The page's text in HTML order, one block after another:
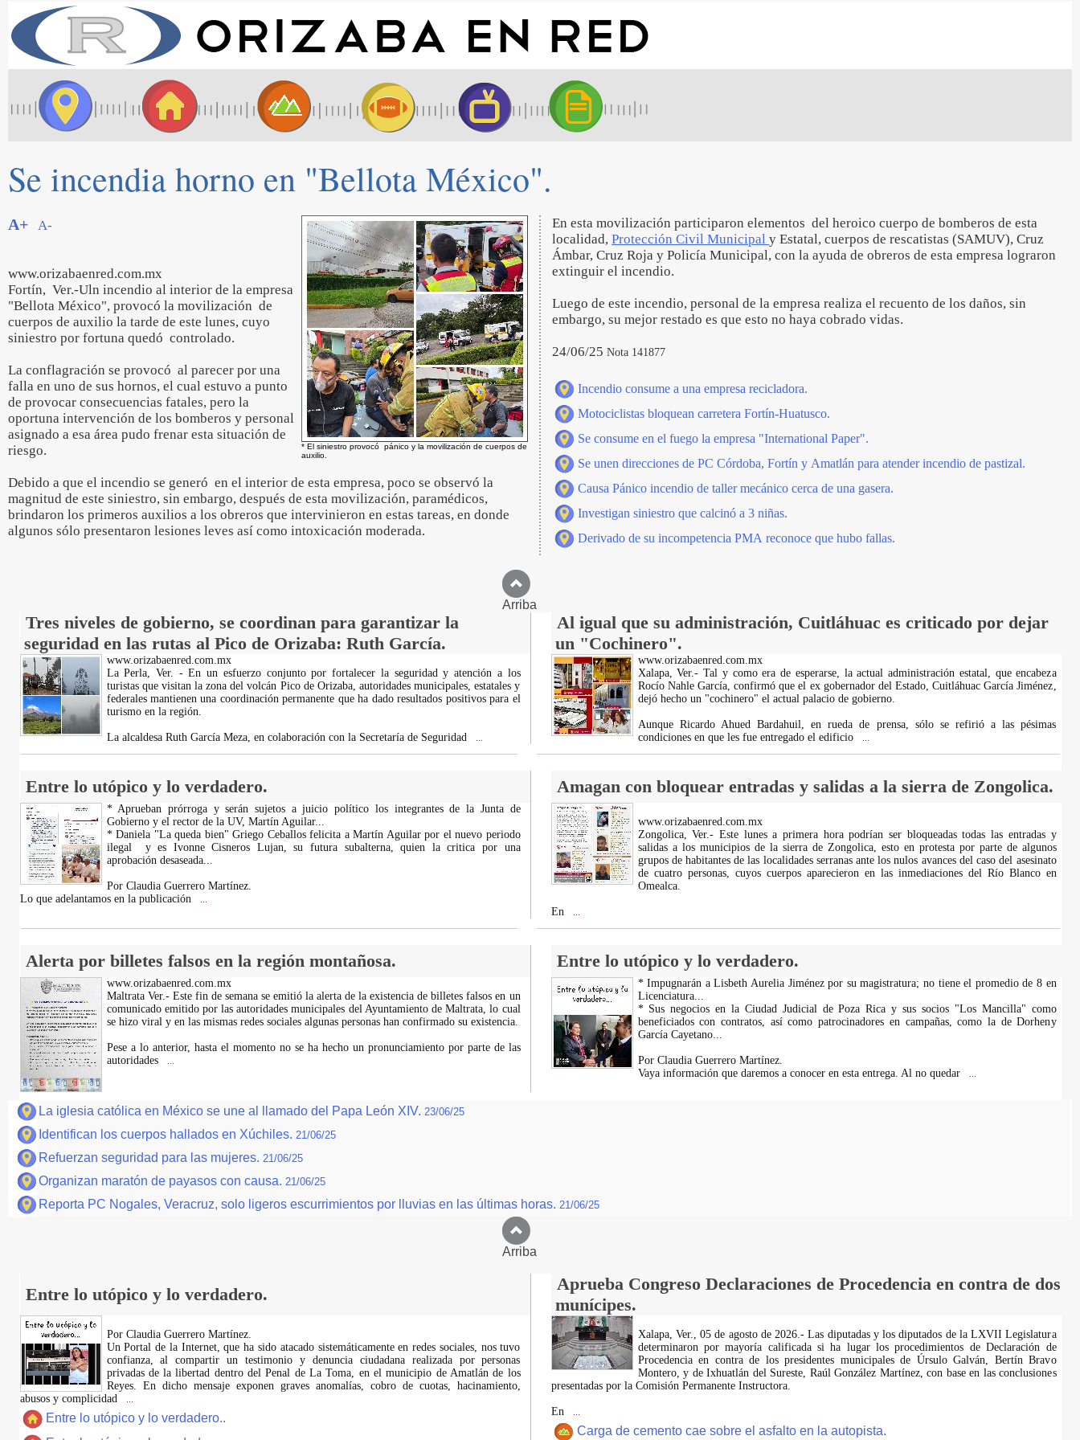
Se incendia horno en "Bellota México".
* El siniestro provocó pánico y la movilización de cuerpos de
auxilio.
A+ A-
www.orizabaenred.com.mx
Fortín, Ver.-Uln incendio al interior de la empresa
"Bellota México", provocó la movilización de
cuerpos de auxilio la tarde de este lunes, cuyo
siniestro por fortuna quedó controlado.
La conflagración se provocó al parecer por una
falla en uno de sus hornos, el cual estuvo a punto
de provocar consecuencias fatales, pero la
oportuna intervención de los bomberos y personal
asignado a esa área pudo frenar esta situación de
riesgo.
Debido a que el incendio se generó en el interior de esta empresa, poco se observó la
magnitud de este siniestro, sin embargo, después de esta movilización, paramédicos,
brindaron los primeros auxilios a los obreros que intervinieron en estas tareas, en donde
algunos sólo presentaron lesiones leves así como intoxicación moderada.
En esta movilización participaron elementos del heroico cuerpo de bomberos de esta
localidad, Protección Civil Municipal y Estatal, cuerpos de rescatistas (SAMUV), Cruz
Ámbar, Cruz Roja y Policía Municipal, con la ayuda de obreros de esta empresa lograron
extinguir el incendio.
Luego de este incendio, personal de la empresa realiza el recuento de los daños, sin
embargo, su mejor restado es que esto no haya cobrado vidas.
24/06/25 Nota 141877
Incendio consume a una empresa recicladora.
Motociclistas bloquean carretera Fortín-Huatusco.
Se consume en el fuego la empresa "International Paper".
Se unen direcciones de PC Córdoba, Fortín y Amatlán para atender incendio de pastizal.
Causa Pánico incendio de taller mecánico cerca de una gasera.
Investigan siniestro que calcinó a 3 niñas.
Derivado de su incompetencia PMA reconoce que hubo fallas.
Arriba
Tres niveles de gobierno, se coordinan para garantizar la
seguridad en las rutas al Pico de Orizaba: Ruth García.
Al igual que su administración, Cuitláhuac es criticado por dejar
un "Cochinero".
www.orizabaenred.com.mx
La Perla, Ver. - En un esfuerzo conjunto por fortalecer la seguridad y atención a los
turistas que visitan la zona del volcán Pico de Orizaba, autoridades municipales, estatales y
federales mantienen una coordinación permanente que ha dado resultados positivos para el
turismo en la región.
La alcaldesa Ruth García Meza, en colaboración con la Secretaría de Seguridad
www.orizabaenred.com.mx
Xalapa, Ver.- Tal y como era de esperarse, la actual administración estatal, que encabeza
Rocío Nahle García, confirmó que el ex gobernador del Estado, Cuitláhuac García Jiménez,
dejó hecho un "cochinero" el actual palacio de gobierno.
Aunque Ricardo Ahued Bardahuil, en rueda de prensa, sólo se refirió a las pésimas
condiciones en que les fue entregado el edificio
Entre lo utópico y lo verdadero. Amagan con bloquear entradas y salidas a la sierra de Zongolica.
* Aprueban prórroga y serán sujetos a juicio político los integrantes de la Junta de
Gobierno y el rector de la UV, Martín Aguilar...
* Daniela "La queda bien" Griego Ceballos felicita a Martín Aguilar por el nuevo periodo
ilegal y es Ivonne Cisneros Lujan, su futura subalterna, quien la critica por una
aprobación desaseada...
Por Claudia Guerrero Martínez.
Lo que adelantamos en la publicación
www.orizabaenred.com.mx
Zongolica, Ver.- Este lunes a primera hora podrían ser bloqueadas todas las entradas y
salidas a los municipios de la sierra de Zongolica, esto en protesta por parte de algunos
grupos de habitantes de las localidades serranas ante los nulos avances del caso del asesinato
de cuatro personas, cuyos cuerpos aparecieron en las inmediaciones del Río Blanco en
Omealca.
En
Alerta por billetes falsos en la región montañosa. Entre lo utópico y lo verdadero.
www.orizabaenred.com.mx
Maltrata Ver.- Este fin de semana se emitió la alerta de la existencia de billetes falsos en un
comunicado emitido por las autoridades municipales del Ayuntamiento de Maltrata, lo cual
se hizo viral y en las mismas redes sociales algunas personas han confirmado su existencia.
Pese a lo anterior, hasta el momento no se ha hecho un pronunciamiento por parte de las
autoridades
* Impugnarán a Lisbeth Aurelia Jiménez por su magistratura; no tiene el promedio de 8 en
Licenciatura...
* Sus negocios en la Ciudad Judicial de Poza Rica y sus socios "Los Mancilla" como
beneficiados con contratos, así como patrocinadores en campañas, como la de Dorheny
García Cayetano...
Por Claudia Guerrero Martínez.
Vaya información que daremos a conocer en esta entrega. Al no quedar
La iglesia católica en México se une al llamado del Papa León XIV. 23/06/25
Identifican los cuerpos hallados en Xúchiles. 21/06/25
Refuerzan seguridad para las mujeres. 21/06/25
Organizan maratón de payasos con causa. 21/06/25
Reporta PC Nogales, Veracruz, solo ligeros escurrimientos por lluvias en las últimas horas. 21/06/25
Arriba
Entre lo utópico y lo verdadero.
Aprueba Congreso Declaraciones de Procedencia en contra de dos
munícipes.
Por Claudia Guerrero Martínez.
​Un Portal de la Internet, que ha sido atacado sistemáticamente en redes sociales, nos tuvo
confianza, al compartir un testimonio y denuncia ciudadana realizada por personas
privadas de la libertad dentro del Penal de La Toma, en el municipio de Amatlán de los
Reyes. En dicho mensaje exponen graves anomalías, cobro de cuotas, hacinamiento,
abusos y complicidad
Entre lo utópico y lo verdadero..
Xalapa, Ver., 05 de agosto de 2026.- Las diputadas y los diputados de la LXVII Legislatura
determinaron por mayoría calificada si ha lugar los procedimientos de Declaración de
Procedencia en contra de los presidentes municipales de Úrsulo Galván, Bertín Bravo
Montero, y de Ixhuatlán del Sureste, Raúl González Martínez, con base en las conclusiones
presentadas por la Comisión Permanente Instructora.
En
Carga de cemento cae sobre el asfalto en la autopista.